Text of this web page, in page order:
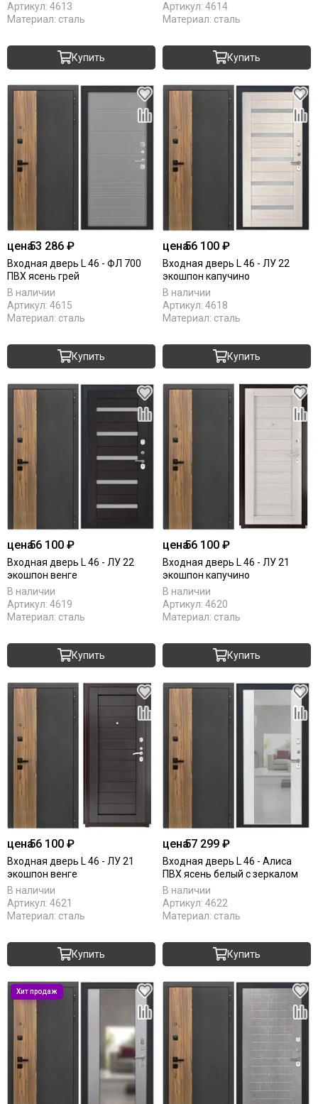
Артикул: 4613
Материал: сталь
Купить
Артикул: 4614
Материал: сталь
Купить
цена53 286 ₽
Входная дверь L 46 - ФЛ 700
ПВХ ясень грей
В наличии
Артикул: 4615
Материал: сталь
Купить
цена56 100 ₽
Входная дверь L 46 - ЛУ 22
экошпон капучино
В наличии
Артикул: 4618
Материал: сталь
Купить
цена56 100 ₽
Входная дверь L 46 - ЛУ 22
экошпон венге
В наличии
Артикул: 4619
Материал: сталь
Купить
цена56 100 ₽
Входная дверь L 46 - ЛУ 21
экошпон капучино
В наличии
Артикул: 4620
Материал: сталь
Купить
цена56 100 ₽
Входная дверь L 46 - ЛУ 21
экошпон венге
В наличии
Артикул: 4621
Материал: сталь
Купить
цена57 299 ₽
Входная дверь L 46 - Алиса
ПВХ ясень белый с зеркалом
В наличии
Артикул: 4622
Материал: сталь
Купить